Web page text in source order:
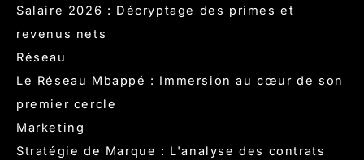
Salaire 2026 : Décryptage des primes et
revenus nets
Réseau
Le Réseau Mbappé : Immersion au cœur de son
premier cercle
Marketing
Stratégie de Marque : L'analyse des contrats